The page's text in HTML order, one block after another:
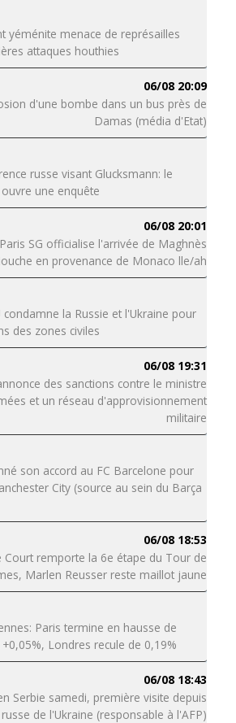
yéménite menace de représailles
attaques houthies
06/08 20:09
d'une bombe dans un bus près de
Damas (média d'Etat)
russe visant Glucksmann: le
une enquête
06/08 20:01
SG officialise l'arrivée de Maghnès
en provenance de Monaco lle/ah
condamne la Russie et l'Ukraine pour
des zones civiles
06/08 19:31
des sanctions contre le ministre
et un réseau d'approvisionnement
militaire
son accord au FC Barcelone pour
City (source au sein du Barça
06/08 18:53
Court remporte la 6e étape du Tour de
Marlen Reusser reste maillot jaune
Paris termine en hausse de
Londres recule de 0,19%
06/08 18:43
Serbie samedi, première visite depuis
de l'Ukraine (responsable à l'AFP)